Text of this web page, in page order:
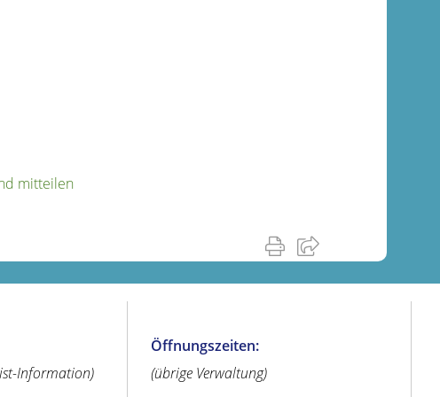
mitteilen
Information)
Öffnungszeiten:
(übrige Verwaltung)